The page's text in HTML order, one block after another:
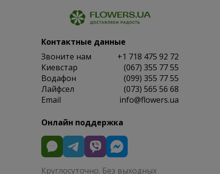
Контактные данные
Звоните нам
+1 718 475 92 72
Киевстар
(067) 355 77 55
Водафон
(099) 355 77 55
Лайфсел
(073) 565 56 68
Email
info@flowers.ua
Онлайн поддержка
Круглосуточно. Без выходных